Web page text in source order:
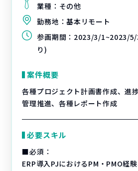
業種： その他
勤務地：基本リモート
参画期間： 2023/3/1~2023/5/
り)
案件概要
各種プロジェクト計画書作成、進
管理推進、各種レポート作成
必要スキル
■必須：
ERP導入PJにおけるPM・PMO経